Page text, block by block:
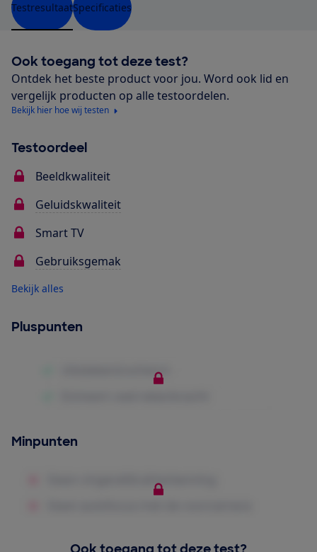
TestresultaatSpecificaties
Ook toegang tot deze test?
Ontdek het beste product voor jou. Word ook lid en
vergelijk producten op alle testoordelen.
Bekijk hier hoe wij testen
Testoordeel
Beeldkwaliteit
Geluidskwaliteit
Smart TV
Gebruiksgemak
Bekijk alles
Pluspunten
Minpunten